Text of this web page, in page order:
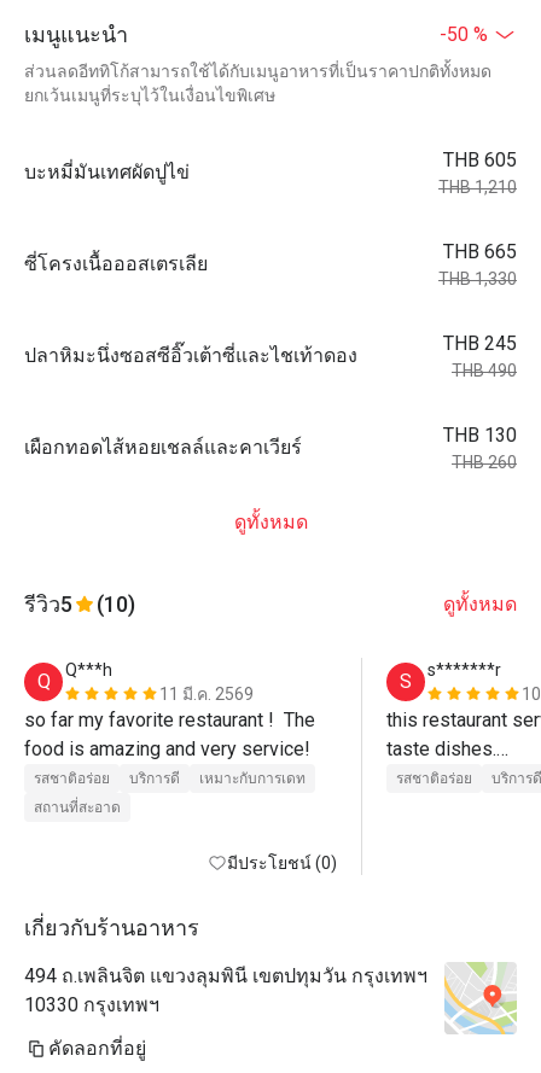
เมนูแนะนำ -50 %
ส่วนลดอีททิโก้สามารถใช้ได้กับเมนูอาหารที่เป็นราคาปกติทั้งหมด
ยกเว้นเมนูที่ระบุไว้ในเงื่อนไขพิเศษ
บะหมี่มันเทศผัดปูไข่
THB 605
THB 1,210
ซี่โครงเนื้อออสเตรเลีย
THB 665
THB 1,330
ปลาหิมะนึ่งซอสซีอิ๊วเต้าซี่และไชเท้าดอง
THB 245
THB 490
เผือกทอดไส้หอยเชลล์และคาเวียร์
THB 130
THB 260
ดูทั้งหมด
รีวิว5 (10) ดูทั้งหมด
Q
Q***h
11 มี.ค. 2569
so far my favorite restaurant !  The
food is amazing and very service!
รสชาติอร่อย บริการดี
เหมาะกับการเดท
สถานที่สะอาด
มีประโยชน์ (0)
S
s*******r
this restaurant
taste dishes.
dumpling and
รสชาติอร่อย บริการดี
เกี่ยวกับร้านอาหาร
494 ถ.เพลินจิต แขวงลุมพินี เขตปทุมวัน กรุงเทพฯ
10330 กรุงเทพฯ
คัดลอกที่อยู่